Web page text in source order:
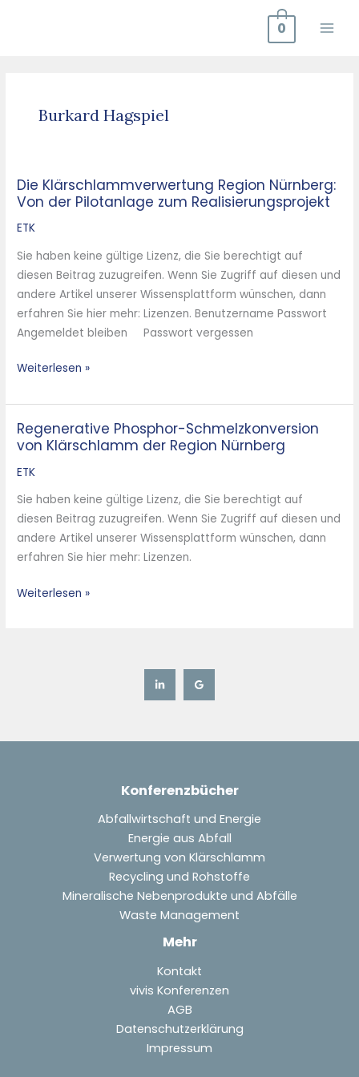
0
Burkard Hagspiel
Die Klärschlammverwertung Region Nürnberg:
Von der Pilotanlage zum Realisierungsprojekt
ETK
Sie haben keine gültige Lizenz, die Sie berechtigt auf
diesen Beitrag zuzugreifen. Wenn Sie Zugriff auf diesen und
andere Artikel unserer Wissensplattform wünschen, dann
erfahren Sie hier mehr: Lizenzen. Benutzername Passwort
Angemeldet bleiben Passwort vergessen
Die
Klärschlammverwertung
Region
Von
der
Pilotanlage
zum
Realisierungsprojekt
Weiterlesen »
Regenerative Phosphor-Schmelzkonversion
von Klärschlamm der Region Nürnberg
ETK
Sie haben keine gültige Lizenz, die Sie berechtigt auf
diesen Beitrag zuzugreifen. Wenn Sie Zugriff auf diesen und
andere Artikel unserer Wissensplattform wünschen, dann
erfahren Sie hier mehr: Lizenzen.
Regenerative
Phosphor-
Schmelzkonversion
Klärschlamm
der
Region
Nürnberg
Weiterlesen »
Konferenzbücher
Abfallwirtschaft und Energie
Energie aus Abfall
Verwertung von Klärschlamm
Recycling und Rohstoffe
Mineralische Nebenprodukte und Abfälle
Waste Management
Mehr
Kontakt
vivis Konferenzen
AGB
Datenschutzerklärung
Impressum